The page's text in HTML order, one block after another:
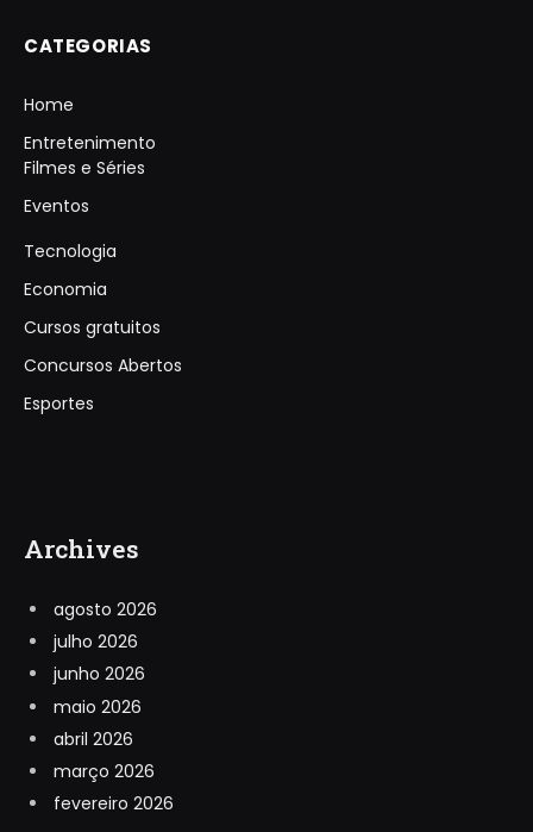
CATEGORIAS
Home
Entretenimento
Filmes e Séries
Eventos
Tecnologia
Economia
Cursos gratuitos
Concursos Abertos
Esportes
Archives
agosto 2026
julho 2026
junho 2026
maio 2026
abril 2026
março 2026
fevereiro 2026